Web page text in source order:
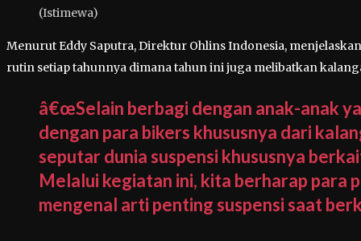
(Istimewa)
Menurut Eddy Saputra, Direktur Ohlins Indonesia,
rutin setiap tahunnya dimana tahun ini juga melibatkan
â€œSelain berbagi dengan anak-anak
dengan para bikers khususnya dari
seputar dunia suspensi khususnya
Melalui kegiatan ini, kita berharap para
mengenal arti penting suspensi saat